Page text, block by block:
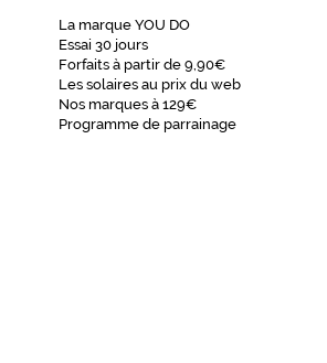
La marque YOU DO
Essai 30 jours
Forfaits à partir de 9,90€
Les solaires au prix du web
Nos marques à 129€
Programme de parrainage